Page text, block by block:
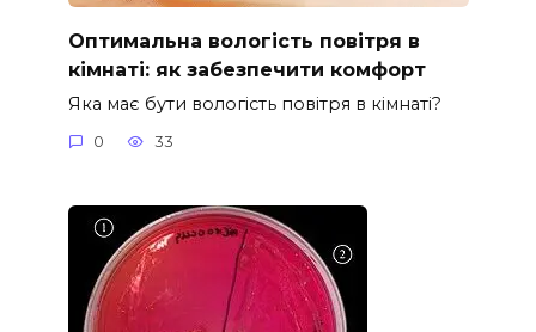
Оптимальна вологість повітря в
кімнаті: як забезпечити комфорт
Яка має бути вологість повітря в кімнаті?
0 33